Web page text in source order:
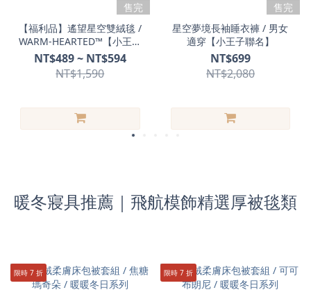
售完
【福利品】遙望星空雙絨毯 /
WARM-HEARTED™【小王子
聯名】
NT$489 ~ NT$594
NT$1,590
售完
星空夢境長袖睡衣褲 / 男女
適穿【小王子聯名】
NT$699
NT$2,080
暖冬寢具推薦｜飛航模飾精選厚被毯類
限時 7 折 限時 7 折